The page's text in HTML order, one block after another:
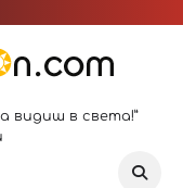
видиш в света!”